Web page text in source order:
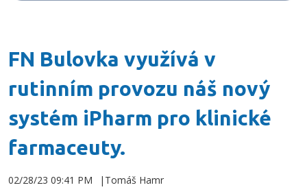
FN Bulovka využívá v
rutinním provozu náš nový
systém iPharm pro klinické
farmaceuty.
02/28/23 09:41 PM Tomáš Hamr